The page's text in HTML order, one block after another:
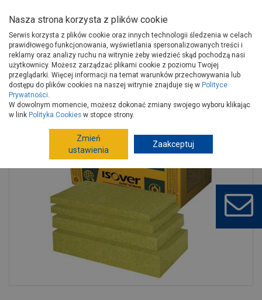
Strona główna Budowa i remont Termoizolacje
Wełny do ścianek, poddaszy
Płyty z wełny mineralnej Stropoterm grubość 60 mm 600/1200 ISOVER
Nasza strona korzysta z plików cookie
Serwis korzysta z plików cookie oraz innych technologii śledzenia w celach
prawidłowego funkcjonowania, wyświetlania spersonalizowanych treści i
reklamy oraz analizy ruchu na witrynie żeby wiedzieć skąd pochodzą nasi
użytkownicy. Możesz zarządzać plikami cookie z poziomu Twojej
przeglądarki. Więcej informacji na temat warunków przechowywania lub
dostępu do plików cookies na naszej witrynie znajduje się w Polityce
Prywatności.
W dowolnym momencie, możesz dokonać zmiany swojego wyboru klikając
w link Polityka Cookies w stopce strony.
Zmień
ustawienia
Zaakceptuj